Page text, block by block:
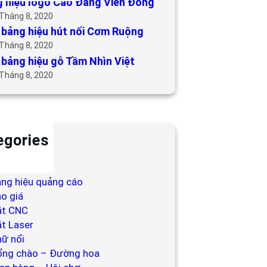
8, 2020
hiệu hút nổi Cơm Ruộng
8, 2020
hiệu gỗ Tầm Nhìn Việt
8, 2020
hiệu quảng cáo
giá
CNC
Laser
nổi
chào – Đường hoa